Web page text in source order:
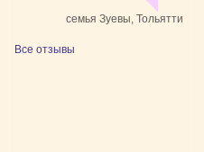
семья Зуевы, Тольятти
Все отзывы